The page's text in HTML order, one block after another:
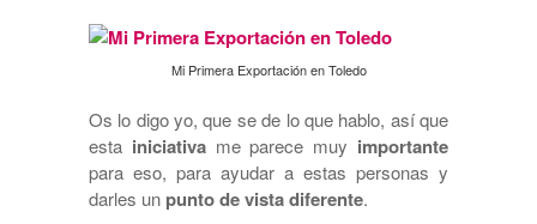
Mi Primera Exportación en Toledo
Os lo digo yo, que se de lo que hablo, así que
esta iniciativame parece muy importante
para eso, para ayudar a estas personas y
darles un punto de vista diferente.